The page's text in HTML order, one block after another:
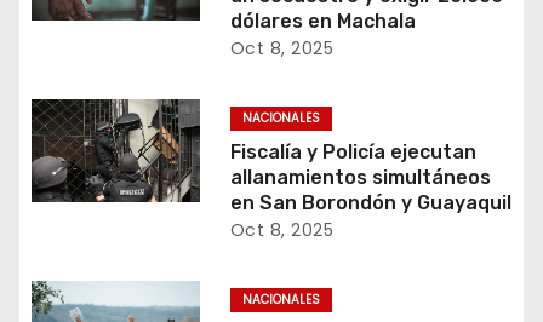
dólares en Machala
Oct 8, 2025
NACIONALES
Fiscalía y Policía ejecutan
allanamientos simultáneos
en San Borondón y Guayaquil
Oct 8, 2025
NACIONALES